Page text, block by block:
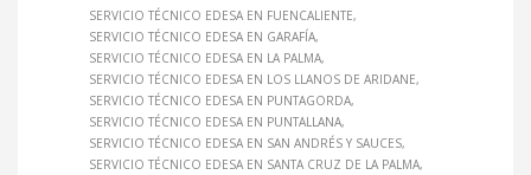
SERVICIO TÉCNICO EDESA EN FUENCALIENTE
SERVICIO TÉCNICO EDESA EN GARAFÍA
SERVICIO TÉCNICO EDESA EN LA PALMA
SERVICIO TÉCNICO EDESA EN LOS LLANOS DE ARIDANE
SERVICIO TÉCNICO EDESA EN PUNTAGORDA
SERVICIO TÉCNICO EDESA EN PUNTALLANA
SERVICIO TÉCNICO EDESA EN SAN ANDRÉS Y SAUCES
SERVICIO TÉCNICO EDESA EN SANTA CRUZ DE LA PALMA